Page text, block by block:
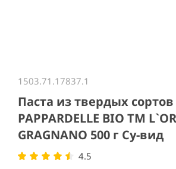
1503.71.17837.1
Паста из твердых
PAPPARDELLE BIO ТМ
GRAGNANO 500 г Су-вид
4.5